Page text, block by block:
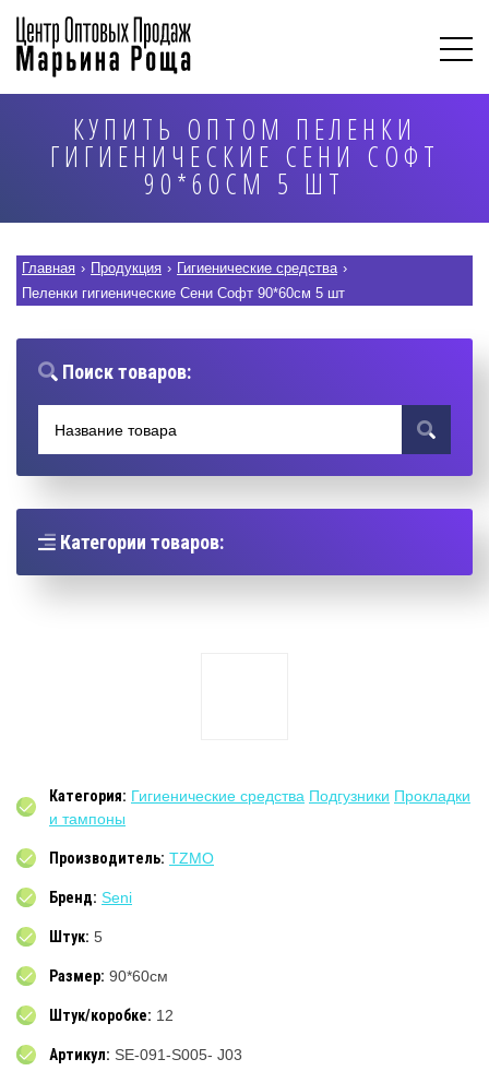
КУПИТЬ ОПТОМ ПЕЛЕНКИ
ГИГИЕНИЧЕСКИЕ СЕНИ СОФТ
90*60СМ 5 ШТ
Главная › Продукция › Гигиенические средства ›
Пеленки гигиенические Сени Софт 90*60см 5 шт
Поиск товаров:
Категории товаров:
Категория: Гигиенические средства Подгузники Прокладки
и тампоны
Производитель: TZMO
Бренд: Seni
Штук: 5
Размер: 90*60см
Штук/коробке: 12
Артикул: SE-091-S005- J03